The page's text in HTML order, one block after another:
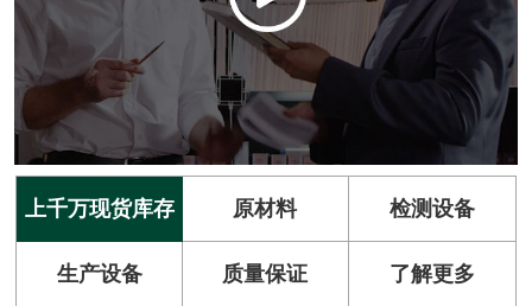
上千万现货库存 原材料 检测设备
生产设备 质量保证 了解更多